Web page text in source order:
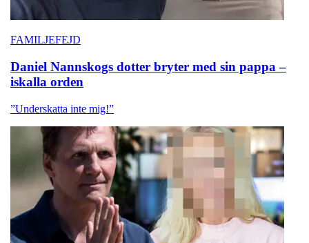
FAMILJEFEJD
Daniel Nannskogs dotter bryter med sin pappa –
iskalla orden
”Underskatta inte mig!”